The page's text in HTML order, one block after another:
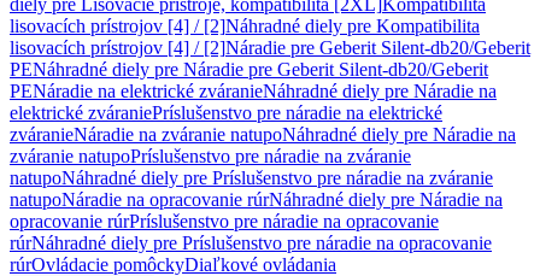
diely pre Lisovacie prístroje, kompatibilita [2XL]Kompatibilita
lisovacích prístrojov [4] / [2]Náhradné diely pre Kompatibilita
lisovacích prístrojov [4] / [2]Náradie pre Geberit Silent-db20/Geberit
PENáhradné diely pre Náradie pre Geberit Silent-db20/Geberit
PENáradie na elektrické zváranieNáhradné diely pre Náradie na
elektrické zváraniePríslušenstvo pre náradie na elektrické
zváranieNáradie na zváranie natupoNáhradné diely pre Náradie na
zváranie natupoPríslušenstvo pre náradie na zváranie
natupoNáhradné diely pre Príslušenstvo pre náradie na zváranie
natupoNáradie na opracovanie rúrNáhradné diely pre Náradie na
opracovanie rúrPríslušenstvo pre náradie na opracovanie
rúrNáhradné diely pre Príslušenstvo pre náradie na opracovanie
rúrOvládacie pomôckyDiaľkové ovládania